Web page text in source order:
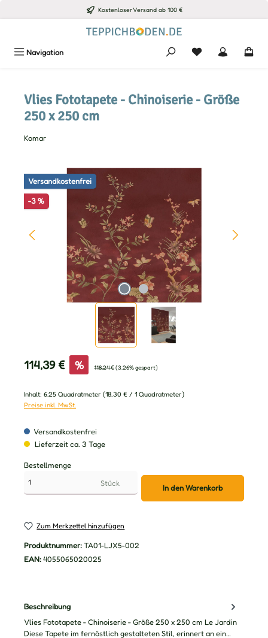
Zum Hauptinhalt springen Kostenloser Versand ab 100 €
Navigation Du hast 0
Vlies Fototapete - Chinoiserie - Größe
250 x 250 cm
Komar
Bildergalerie überspringen
Versandkostenfrei
-3 %
Verkaufspreis:
114,39 € % Regulärer Preis:
118,24 €(3.26% gespart)
Inhalt: 6.25 Quadratmeter (18,30 € / 1 Quadratmeter)
Preise inkl. MwSt.
Versandkostenfrei
Lieferzeit ca. 3 Tage
Bestellmenge
Stück
In den Warenkorb
Zum Merkzettel hinzufügen
Produktnummer: TA01-LJX5-002
EAN: 4055065020025
Beschreibung
Vlies Fototapete - Chinoiserie - Größe 250 x 250 cm Le Jardin
Diese Tapete im fernöstlich gestalteten Stil, erinnert an ein…